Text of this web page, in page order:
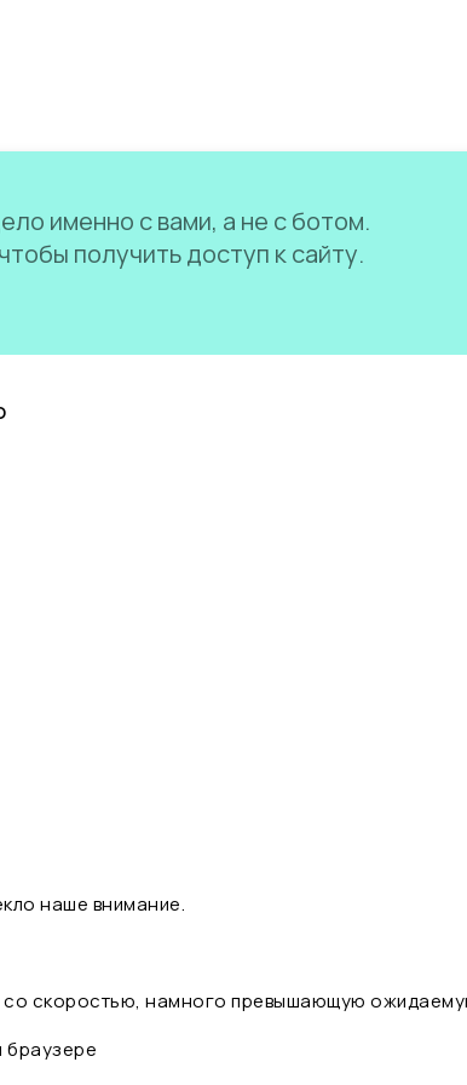
именно с вами, а не с ботом.
получить доступ к сайту.
наше внимание.
со скоростью, намного превышающую